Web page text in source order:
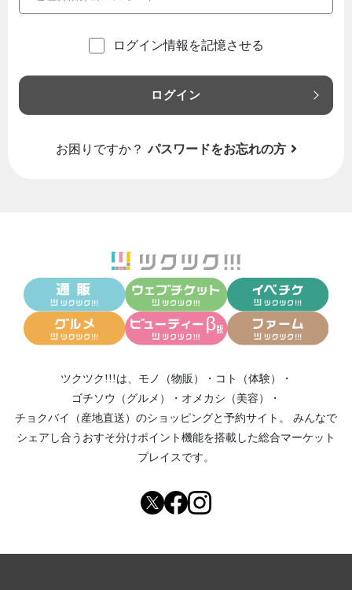
ログイン情報を記憶させる
ログイン
お困りですか？ パスワードをお忘れの方
ツクツク!!!は、 モノ（物販） ・ コト（体験）
・
ゴチソウ（グルメ）
・ オメカシ（美容）
・
チョクバイ（産地直送） のショッピングと予約サイト。
みんなで
シェアし合う おすそ分けポイント機能を搭載した総合マーケット
プレイスです。